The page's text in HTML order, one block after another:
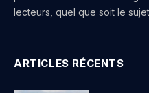
lecteurs, quel que soit le
ARTICLES RÉCENTS